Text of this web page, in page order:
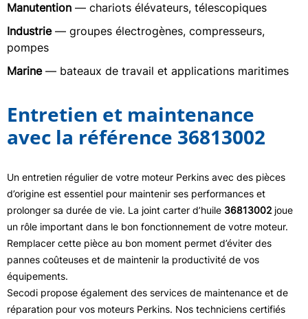
Manutention — chariots élévateurs, télescopiques
Industrie— groupes électrogènes, compresseurs,
pompes
Marine— bateaux de travail et applications maritimes
Entretien et maintenance
avec la référence 36813002
Un entretien régulier de votre moteur Perkins avec des pièces
d’origine est essentiel pour maintenir ses performances et
prolonger sa durée de vie. La joint carter d’huile 36813002 joue
un rôle important dans le bon fonctionnement de votre moteur.
Remplacer cette pièce au bon moment permet d’éviter des
pannes coûteuses et de maintenir la productivité de vos
équipements.
Secodi propose également des services de maintenance et de
réparation pour vos moteurs Perkins. Nos techniciens certifiés